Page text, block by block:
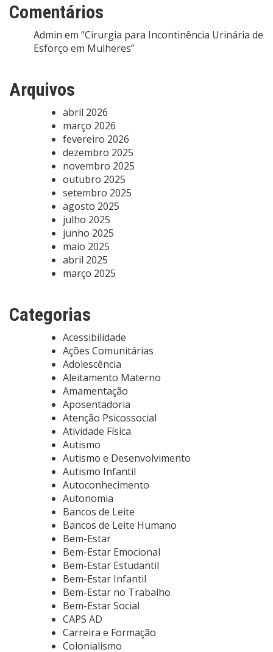
Comentários
Admin em “Cirurgia para Incontinência Urinária de
Esforço em Mulheres”
Arquivos
abril 2026
março 2026
fevereiro 2026
dezembro 2025
novembro 2025
outubro 2025
setembro 2025
agosto 2025
julho 2025
junho 2025
maio 2025
abril 2025
março 2025
Categorias
Acessibilidade
Ações Comunitárias
Adolescência
Aleitamento Materno
Amamentação
Aposentadoria
Atenção Psicossocial
Atividade Física
Autismo
Autismo e Desenvolvimento
Autismo Infantil
Autoconhecimento
Autonomia
Bancos de Leite
Bancos de Leite Humano
Bem-Estar
Bem-Estar Emocional
Bem-Estar Estudantil
Bem-Estar Infantil
Bem-Estar no Trabalho
Bem-Estar Social
CAPS AD
Carreira e Formação
Colonialismo